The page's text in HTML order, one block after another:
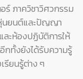
ร์ ภาควิชาวิศวกรรม
นยนต์และปัญญา
ละห้องปฏิบัติการให้
กทั้งยังได้รับความรู้
รียนรู้ต่าง ๆ